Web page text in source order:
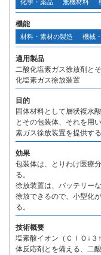
化学・薬品 無機材料
機能
材料・素材の製造 機械
適用製品
二酸化塩素ガス徐放剤と
化塩素ガス徐放装置
目的
固体材料として層状複水
とその包装体、それを用
素ガス徐放装置を提供する
効果
包装体は、とりわけ医療
る。
徐放装置は、バッテリー
徐放できるので、小型化
る。
技術概要
塩素酸イオン（ＣｌＯ↓３
体反応剤とを備える、二